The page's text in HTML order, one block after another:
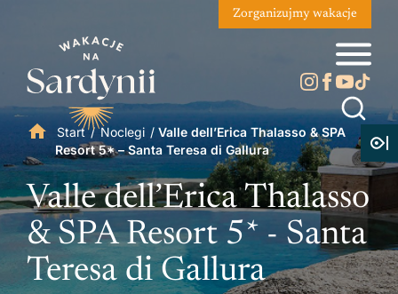
Zorganizujmy wakacje
Start/Noclegi / Valle dell’Erica Thalasso & SPA
Resort 5* – Santa Teresa di Gallura
Valle dell’Erica Thalasso
& SPA Resort 5* - Santa
Teresa di Gallura